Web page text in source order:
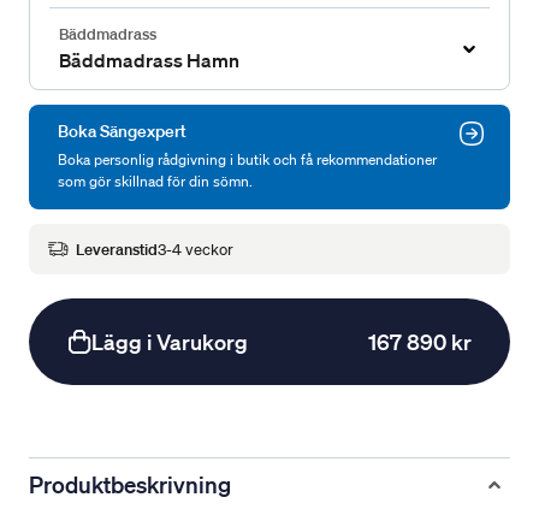
Bäddmadrass
Bäddmadrass Hamn
Boka Sängexpert
Boka personlig rådgivning i butik och få rekommendationer
som gör skillnad för din sömn.
Leveranstid3-4 veckor
Lägg i Varukorg 167 890 kr
Produktbeskrivning